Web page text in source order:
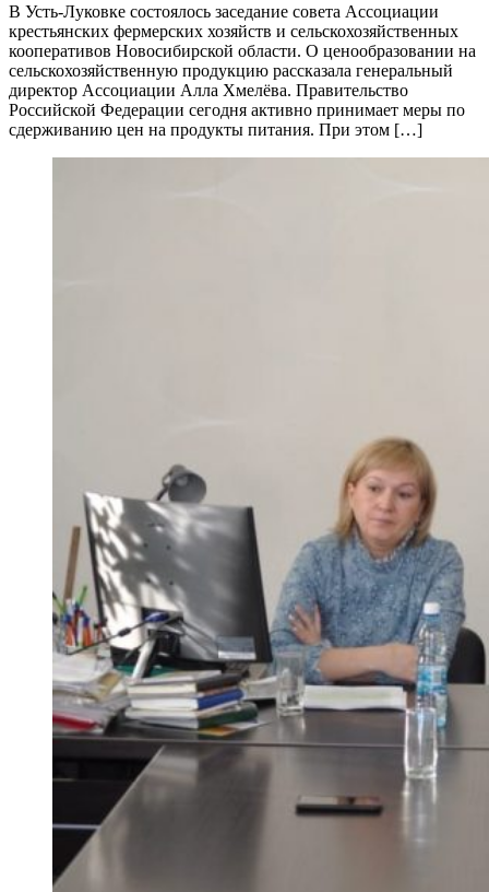
В Усть-Луковке состоялось заседание совета Ассоциации
крестьянских фермерских хозяйств и сельскохозяйственных
кооперативов Новосибирской области. О ценообразовании на
сельскохозяйственную продукцию рассказала генеральный
директор Ассоциации Алла Хмелёва. Правительство
Российской Федерации сегодня активно принимает меры по
сдерживанию цен на продукты питания. При этом […]